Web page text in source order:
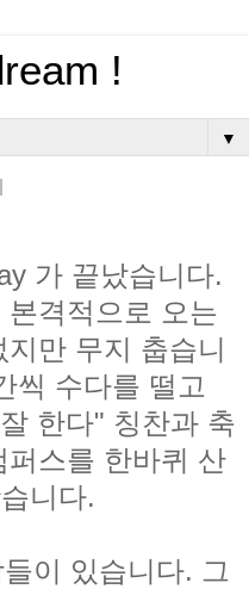
!
▼
가 끝났습니다.
격적으로 오는
만 무지 춥습니
씩 수다를 떨고
한다" 칭찬과 축
스를 한바퀴 산
니다.
이 있습니다. 그